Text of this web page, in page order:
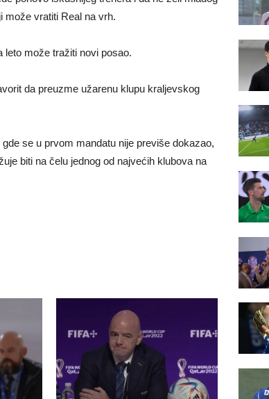
može vratiti Real na vrh.
leto može tražiti novi posao.
da preuzme užarenu klupu kraljevskog
se u prvom mandatu nije previše dokazao,
biti na čelu jednog od najvećih klubova na